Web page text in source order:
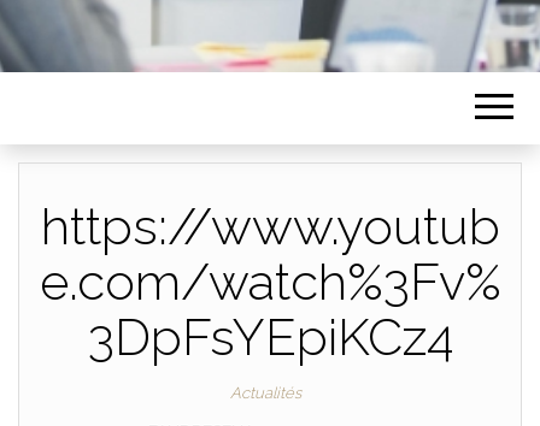
https://www.youtub
e.com/watch%3Fv%
3DpFsYEpiKCz4
Actualités